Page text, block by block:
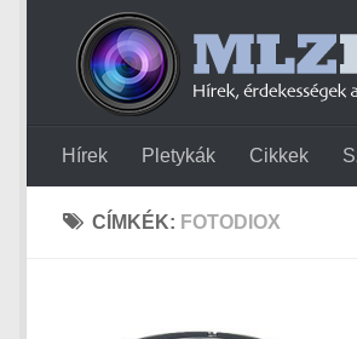
Hírek Pletykák Cikkek
CÍMKÉK: FOTODIOX